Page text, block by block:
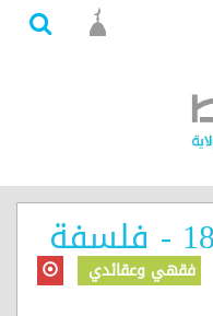
مصباح الهداية 186 - فلسفة
فقهي وعقائدي